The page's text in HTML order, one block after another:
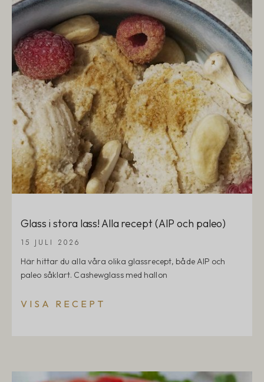
Glass i stora lass! Alla recept (AIP och paleo)
15 JULI 2026
Här hittar du alla våra olika glassrecept, både AIP och
paleo såklart. Cashewglass med hallon
VISA RECEPT